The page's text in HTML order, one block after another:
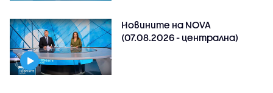
Новините на NOVA
(07.08.2026 - централна)